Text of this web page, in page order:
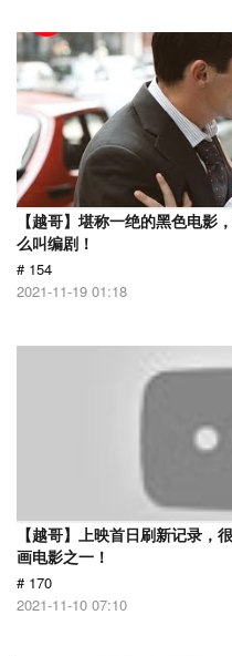
【越哥】堪称一绝的黑色电影
么叫编剧！
# 154
2021-11-19 01:18
【越哥】上映首日刷新记录，
画电影之一！
# 170
2021-11-10 07:10